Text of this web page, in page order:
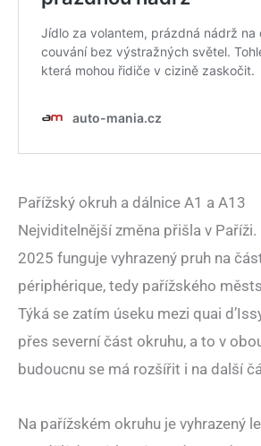
Pařížský okruh a dálnice A1 a A13
Nejviditelnější změna přišla v Paříži.
2025 funguje vyhrazený pruh na
périphérique, tedy pařížského
Týká se zatím úseku mezi quai
přes severní část okruhu, a to v
budoucnu se má rozšířit i na další
Na pařížském okruhu je vyhrazený